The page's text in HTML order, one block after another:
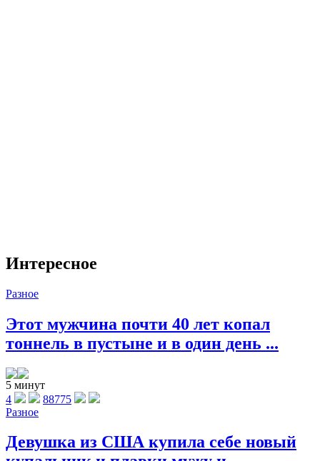
Интересное
Разное
Этот мужчина почти 40 лет копал
тоннель в пустыне и в один день ...
5 минут
4
88775
Разное
Девушка из США купила себе новый